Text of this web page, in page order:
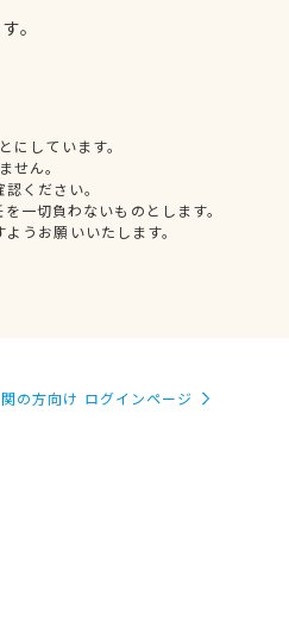
。
しています。
せん。
ください。
一切負わないものとします。
うお願いいたします。
の方向け ログインページ